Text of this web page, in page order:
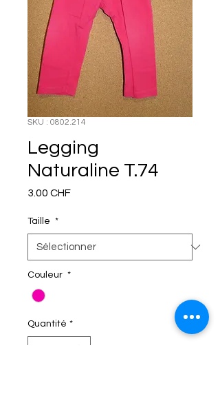
SKU : 0802.214
Legging
Naturaline T.74
3.00 CHFPrix
Taille *
Couleur *
Quantité *